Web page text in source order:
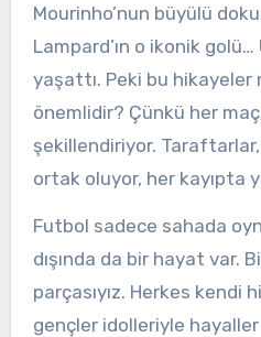
Mourinho’nun büyülü
Lampard’ın o ikonik
yaşattı. Peki bu hikayeler
önemlidir? Çünkü her
şekillendiriyor.
ortak oluyor, her kayıpta
Futbol sadece sahada
dışında da bir hayat var.
parçasıyız. Herkes kendi
gençler idolleriyle